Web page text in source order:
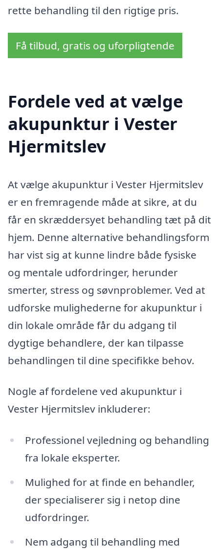
rette behandling til den rigtige pris.
Få tilbud, gratis og uforpligtende
Fordele ved at vælge
akupunktur i Vester
Hjermitslev
At vælge akupunktur i Vester Hjermitslev
er en fremragende måde at sikre, at du
får en skræddersyet behandling tæt på dit
hjem. Denne alternative behandlingsform
har vist sig at kunne lindre både fysiske
og mentale udfordringer, herunder
smerter, stress og søvnproblemer. Ved at
udforske mulighederne for akupunktur i
din lokale område får du adgang til
dygtige behandlere, der kan tilpasse
behandlingen til dine specifikke behov.
Nogle af fordelene ved akupunktur i
Vester Hjermitslev inkluderer:
Professionel vejledning og behandling
fra lokale eksperter.
Mulighed for at finde en behandler,
der specialiserer sig i netop dine
udfordringer.
Nem adgang til behandling med